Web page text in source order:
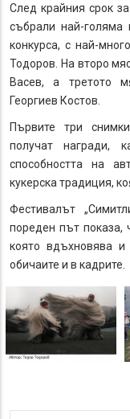
След крайния срок
събрали най-голяма
конкурса, с най-
Тодоров. На второ
Васев, а третото
Георгиев Костов.
Първите три
получат награди,
способността на
кукерска традиция,
Фестивалът
пореден път показа,
която вдъхновява
обичаите и в кадрите.